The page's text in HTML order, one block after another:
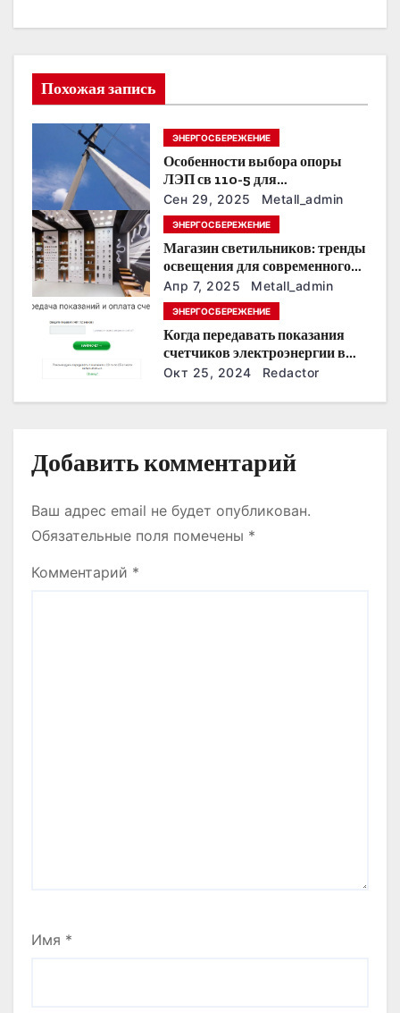
и
я
о
з
а
п
я
Похожая запись
ЭНЕРГОСБЕРЕЖЕНИЕ
Особенности выбора опоры
ЛЭП св 110-5 для
строительства электросетей
Сен 29, 2025 Metall_admin
ЭНЕРГОСБЕРЕЖЕНИЕ
Магазин светильников: тренды
освещения для современного
интерьера
Апр 7, 2025 Metall_admin
ЭНЕРГОСБЕРЕЖЕНИЕ
Когда передавать показания
счетчиков электроэнергии в
Дзержинске?
Окт 25, 2024 Redactor
Добавить комментарий
Ваш адрес email не будет опубликован.
Обязательные поля помечены *
Комментарий *
Имя *